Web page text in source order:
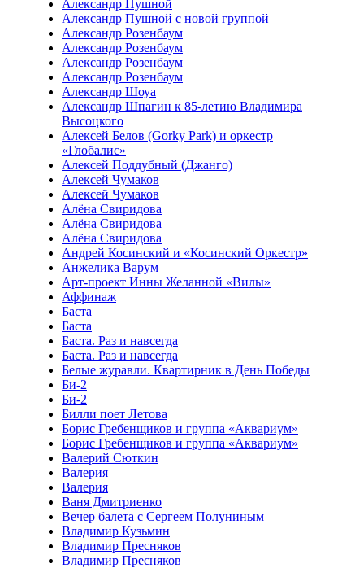
Александр Пушной
Александр Пушной с новой группой
Александр Розенбаум
Александр Розенбаум
Александр Розенбаум
Александр Розенбаум
Александр Шоуа
Александр Шпагин к 85-летию Владимира
Высоцкого
Алексей Белов (Gorky Park) и оркестр
«Глобалис»
Алексей Поддубный (Джанго)
Алексей Чумаков
Алексей Чумаков
Алёна Свиридова
Алёна Свиридова
Алёна Свиридова
Андрей Косинский и «Косинский Оркестр»
Анжелика Варум
Арт-проект Инны Желанной «Вилы»
Аффинаж
Баста
Баста
Баста. Раз и навсегда
Баста. Раз и навсегда
Белые журавли. Квартирник в День Победы
Би-2
Би-2
Билли поет Летова
Борис Гребенщиков и группа «Аквариум»
Борис Гребенщиков и группа «Аквариум»
Валерий Сюткин
Валерия
Валерия
Ваня Дмитриенко
Вечер балета с Сергеем Полуниным
Владимир Кузьмин
Владимир Пресняков
Владимир Пресняков